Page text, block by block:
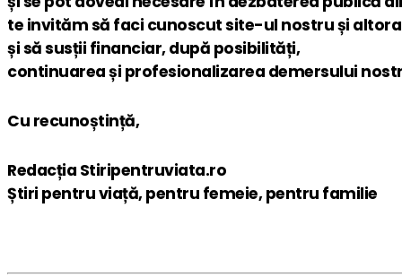
te invităm să faci cunoscut site-ul nostru și altora
și să susții financiar, după posibilități,
continuarea și profesionalizarea demersului
Cu recunoștință,
Redacția Stiripentruviata.ro
Știri pentru viață, pentru femeie, pentru familie